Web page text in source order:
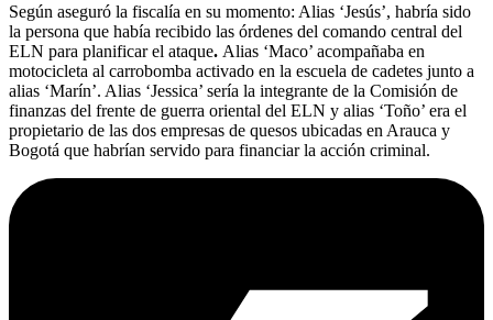
Según aseguró la fiscalía en su momento: Alias ‘Jesús’, habría sido
la persona que había recibido las órdenes del comando central del
ELN para planificar el ataque. Alias ‘Maco’ acompañaba en
motocicleta al carrobomba activado en la escuela de cadetes junto a
alias ‘Marín’. Alias ‘Jessica’ sería la integrante de la Comisión de
finanzas del frente de guerra oriental del ELN y alias ‘Toño’ era el
propietario de las dos empresas de quesos ubicadas en Arauca y
Bogotá que habrían servido para financiar la acción criminal.